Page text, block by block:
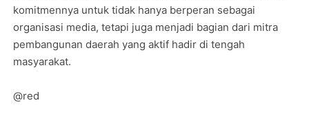
komitmennya untuk tidak hanya berperan sebagai
organisasi media, tetapi juga menjadi bagian dari mitra
pembangunan daerah yang aktif hadir di tengah
masyarakat.
@red